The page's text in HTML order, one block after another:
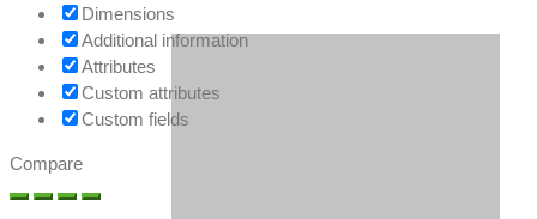
Dimensions
Additional information
Attributes
Custom attributes
Custom fields
Compare